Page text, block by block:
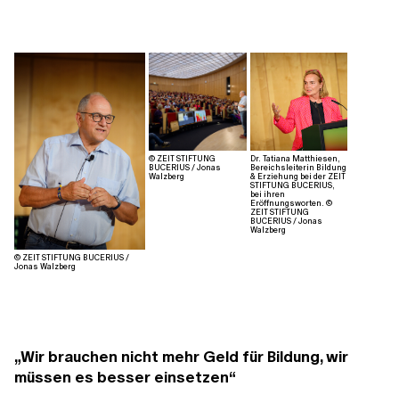
© ZEIT STIFTUNG BUCERIUS /
Jonas Walzberg
© ZEIT STIFTUNG
BUCERIUS / Jonas
Walzberg
Dr. Tatiana Matthiesen,
Bereichsleiterin Bildung
& Erziehung bei der ZEIT
STIFTUNG BUCERIUS,
bei ihren
Eröffnungsworten. ©
ZEIT STIFTUNG
BUCERIUS / Jonas
Walzberg
„Wir brauchen nicht mehr Geld für Bildung, wir
müssen es besser einsetzen“